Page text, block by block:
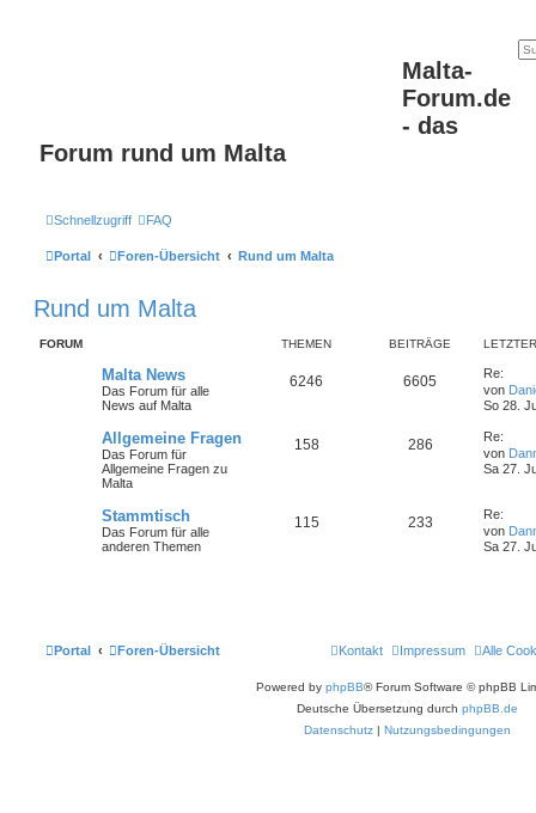
Malta-
Forum.de
- das
Forum rund um Malta
Schnellzugriff FAQ
Portal Foren-Übersicht Rund um Malta
Rund um Malta
FORUM THEMEN BEITRÄGE
Malta News
Das Forum für alle
News auf Malta
6246 6605
Re:
von
So 28.
Allgemeine Fragen
Das Forum für
Allgemeine Fragen zu
Malta
158 286
Re:
von
Sa 27.
Stammtisch
Das Forum für alle
anderen Themen
115 233
Re:
von
Sa 27.
Portal Foren-Übersicht Alle
Impressum
Kontakt
Powered by phpBB® Forum Software © phpBB
Deutsche Übersetzung durch phpBB.de
Datenschutz | Nutzungsbedingungen